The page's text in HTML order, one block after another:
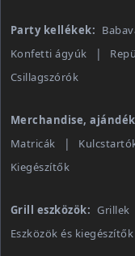
Party kellékek:
Konfetti ágyúk
Csillagszórók
Merchandise,
Matricák
Kiegészítők
Grill eszközök: Grillek
Eszközök és kiegészítők